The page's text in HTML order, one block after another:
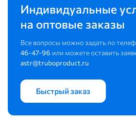
Индивидуальные
на оптовые заказы
Все вопросы можно задать по
46-47-96 или можете оставить
astr@truboproduct.ru
Быстрый заказ